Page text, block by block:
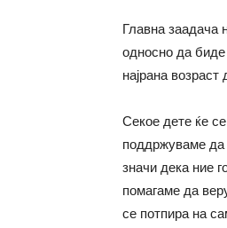
Главна заадача
односно да
најрана
Секое дете ќе
поддржуваме да
значи дека ние
помагаме да
се потпира на